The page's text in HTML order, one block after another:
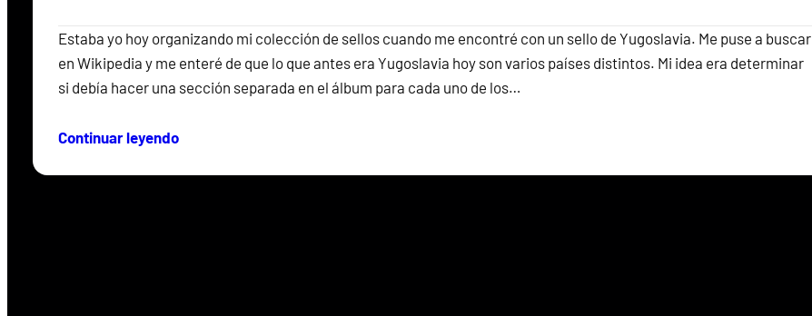
Estaba yo hoy organizando mi colección de sellos cuando me encontré con un sello de Yugoslavia. Me puse a buscar
en Wikipedia y me enteré de que lo que antes era Yugoslavia hoy son varios países distintos. Mi idea era determinar
si debía hacer una sección separada en el álbum para cada uno de los…
Continuar leyendo